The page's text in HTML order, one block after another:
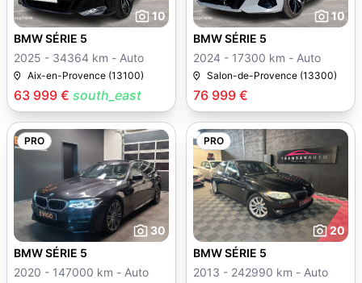
10
63 999 € south_east
BMW SÉRIE 5
2025 - 34364 km - Auto
Aix-en-Provence (13100)
10
76 999 €
BMW SÉRIE 5
2024 - 17300 km - Auto
Salon-de-Provence (13300)
PRO
30
BMW SÉRIE 5
2020 - 147000 km - Auto
PRO
20
BMW SÉRIE 5
2013 - 242990 km - Auto